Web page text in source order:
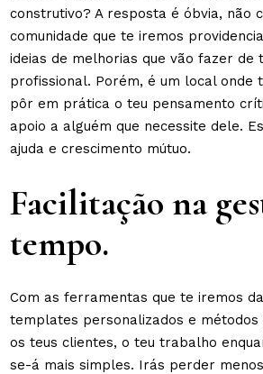
construtivo? A resposta é óbvia, não
comunidade que te iremos
ideias de melhorias que vão fazer de
profissional. Porém, é um local onde
pôr em prática o teu pensamento
apoio a alguém que necessite dele.
ajuda e crescimento mútuo.
Facilitação na
tempo.
Com as ferramentas que te iremos
templates personalizados e
os teus clientes, o teu trabalho
se-á mais simples. Irás perder